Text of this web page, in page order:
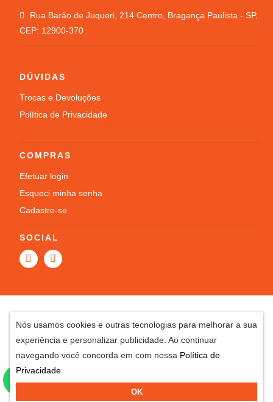
Posso
te
Tudo em Casual
Bermudas
Camisetas
Mochilas
Regatas
BOTAS
OFERTAS
Rua Barão de Juqueri, 214 Centro, Bragança Paulista - SP,
CEP: 12900-370
DÚVIDAS
Trocas e Devoluções
Política de Privacidade
COMPRAS
Efetuar login
Esqueci minha senha
Cadastre-se
SOCIAL
Nós usamos cookies e outras tecnologias para melhorar a sua
experiência e personalizar publicidade. Ao continuar
navegando você concorda em com nossa Política de
Privacidade
OK
Rua Barão de Juqueri, 214 Centro, Bragança Paulista - SP, CEP: 12900-370
CARLOS CESAR RUSSOMANO- CNPJ: 59.304.394/0001-14